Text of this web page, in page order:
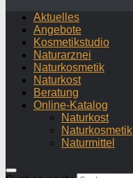
Aktuelles
Angebote
Kosmetikstudio
Naturarznei
Naturkosmetik
Naturkost
Beratung
Online-Katalog
Naturkost
Naturkosmetik
Naturmittel